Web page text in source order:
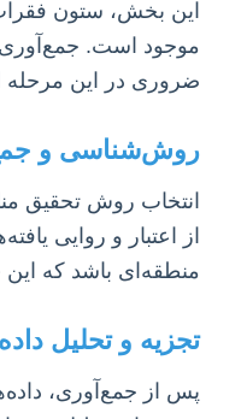
این بخش، ستون
موجود است. جمع‌آوری
ضروری در این
روش‌شناسی و
انتخاب روش تحقیق
از اعتبار و روایی
منطقه‌ای باشد که
تجزیه و تحلیل